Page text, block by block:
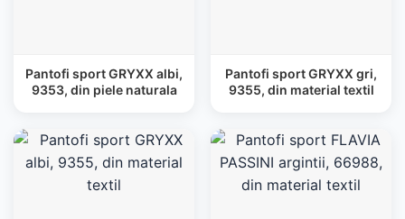
Pantofi sport GRYXX albi,
9353, din piele naturala
Pantofi sport GRYXX gri,
9355, din material textil